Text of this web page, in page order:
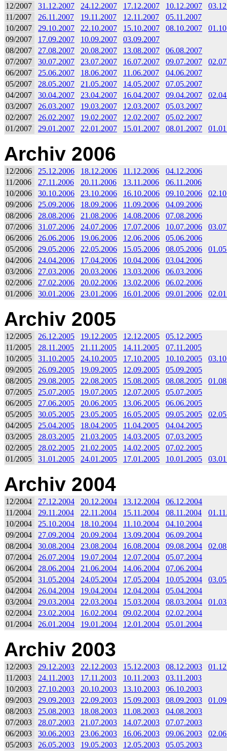
12/2007 31.12.2007 24.12.2007 17.12.2007 10.12.2007
11/2007
26.11.2007 19.11.2007 12.11.2007
05.11.2007
10/2007
29.10.2007 22.10.2007 15.10.2007 08.10.2007
09/2007
17.09.2007 10.09.2007
03.09.2007
08/2007
27.08.2007 20.08.2007 13.08.2007
06.08.2007
07/2007
30.07.2007 23.07.2007 16.07.2007 09.07.2007
06/2007
25.06.2007 18.06.2007 11.06.2007
04.06.2007
05/2007
28.05.2007 21.05.2007 14.05.2007
07.05.2007
04/2007
30.04.2007 23.04.2007 16.04.2007 09.04.2007
03/2007
26.03.2007 19.03.2007 12.03.2007
05.03.2007
02/2007
26.02.2007 19.02.2007 12.02.2007
05.02.2007
01/2007
29.01.2007 22.01.2007 15.01.2007 08.01.2007
Archiv 2006
12/2006 25.12.2006 18.12.2006 11.12.2006
04.12.2006
11/2006
27.11.2006 20.11.2006 13.11.2006
06.11.2006
10/2006
30.10.2006 23.10.2006 16.10.2006 09.10.2006
09/2006
25.09.2006 18.09.2006 11.09.2006
04.09.2006
08/2006
28.08.2006 21.08.2006 14.08.2006
07.08.2006
07/2006
31.07.2006 24.07.2006 17.07.2006 10.07.2006
06/2006
26.06.2006 19.06.2006 12.06.2006
05.06.2006
05/2006
29.05.2006 22.05.2006 15.05.2006 08.05.2006
04/2006
24.04.2006 17.04.2006 10.04.2006
03.04.2006
03/2006
27.03.2006 20.03.2006 13.03.2006
06.03.2006
02/2006
27.02.2006 20.02.2006 13.02.2006
06.02.2006
01/2006
30.01.2006 23.01.2006 16.01.2006 09.01.2006
Archiv 2005
12/2005 26.12.2005 19.12.2005 12.12.2005
05.12.2005
11/2005
28.11.2005 21.11.2005 14.11.2005
07.11.2005
10/2005
31.10.2005 24.10.2005 17.10.2005 10.10.2005
09/2005
26.09.2005 19.09.2005 12.09.2005
05.09.2005
08/2005
29.08.2005 22.08.2005 15.08.2005 08.08.2005
07/2005
25.07.2005 19.07.2005 12.07.2005
05.07.2005
06/2005
27.06.2005 20.06.2005 13.06.2005
06.06.2005
05/2005
30.05.2005 23.05.2005 16.05.2005 09.05.2005
04/2005
25.04.2005 18.04.2005 11.04.2005
04.04.2005
03/2005
28.03.2005 21.03.2005 14.03.2005
07.03.2005
02/2005
28.02.2005 21.02.2005 14.02.2005
07.02.2005
01/2005
31.01.2005 24.01.2005 17.01.2005 10.01.2005
Archiv 2004
12/2004 27.12.2004 20.12.2004 13.12.2004
06.12.2004
11/2004
29.11.2004 22.11.2004 15.11.2004 08.11.2004
10/2004
25.10.2004 18.10.2004 11.10.2004
04.10.2004
09/2004
27.09.2004 20.09.2004 13.09.2004
06.09.2004
08/2004
30.08.2004 23.08.2004 16.08.2004 09.08.2004
07/2004
26.07.2004 19.07.2004 12.07.2004
05.07.2004
06/2004
28.06.2004 21.06.2004 14.06.2004
07.06.2004
05/2004
31.05.2004 24.05.2004 17.05.2004 10.05.2004
04/2004
26.04.2004 19.04.2004 12.04.2004
05.04.2004
03/2004
29.03.2004 22.03.2004 15.03.2004 08.03.2004
02/2004
23.02.2004 16.02.2004 09.02.2004
02.02.2004
01/2004
26.01.2004 19.01.2004 12.01.2004 05.01.2004
Archiv 2003
12/2003 29.12.2003 22.12.2003 15.12.2003 08.12.2003
11/2003
24.11.2003 17.11.2003 10.11.2003
03.11.2003
10/2003
27.10.2003 20.10.2003 13.10.2003
06.10.2003
09/2003
29.09.2003 22.09.2003 15.09.2003 08.09.2003
08/2003
25.08.2003 18.08.2003 11.08.2003
04.08.2003
07/2003
28.07.2003 21.07.2003 14.07.2003
07.07.2003
06/2003
30.06.2003 23.06.2003 16.06.2003 09.06.2003
05/2003
26.05.2003 19.05.2003 12.05.2003
05.05.2003